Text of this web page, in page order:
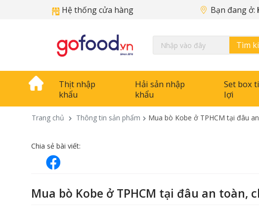
Hệ thống cửa hàng Bạn đang ở:
Tìm
Thịt nhập
khẩu
Hải sản nhập
khẩu
Set box
lợi
Trang chủ Thông tin sản phẩm Mua bò Kobe ở TPHCM tại đâu
Chia sẻ bài viết:
Mua bò Kobe ở TPHCM tại đâu an toàn,